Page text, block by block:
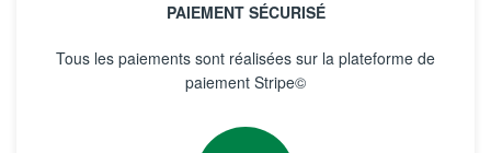
PAIEMENT SÉCURISÉ
Tous les paiements sont réalisées sur la plateforme de
paiement Stripe©